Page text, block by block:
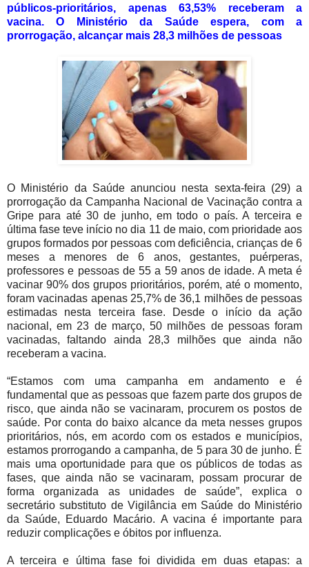
públicos-prioritários, apenas 63,53% receberam a
vacina. O Ministério da Saúde espera, com a
prorrogação, alcançar mais 28,3 milhões de pessoas
O Ministério da Saúde anunciou nesta sexta-feira (29) a
prorrogação da Campanha Nacional de Vacinação contra a
Gripe para até 30 de junho, em todo o país. A terceira e
última fase teve início no dia 11 de maio, com prioridade aos
grupos formados por pessoas com deficiência, crianças de 6
meses a menores de 6 anos, gestantes, puérperas,
professores e pessoas de 55 a 59 anos de idade. A meta é
vacinar 90% dos grupos prioritários, porém, até o momento,
foram vacinadas apenas 25,7% de 36,1 milhões de pessoas
estimadas nesta terceira fase. Desde o início da ação
nacional, em 23 de março, 50 milhões de pessoas foram
vacinadas, faltando ainda 28,3 milhões que ainda não
receberam a vacina.
“Estamos com uma campanha em andamento e é
fundamental que as pessoas que fazem parte dos grupos de
risco, que ainda não se vacinaram, procurem os postos de
saúde. Por conta do baixo alcance da meta nesses grupos
prioritários, nós, em acordo com os estados e municípios,
estamos prorrogando a campanha, de 5 para 30 de junho. É
mais uma oportunidade para que os públicos de todas as
fases, que ainda não se vacinaram, possam procurar de
forma organizada as unidades de saúde”, explica o
secretário substituto de Vigilância em Saúde do Ministério
da Saúde, Eduardo Macário. A vacina é importante para
reduzir complicações e óbitos por influenza.
A terceira e última fase foi dividida em duas etapas: a